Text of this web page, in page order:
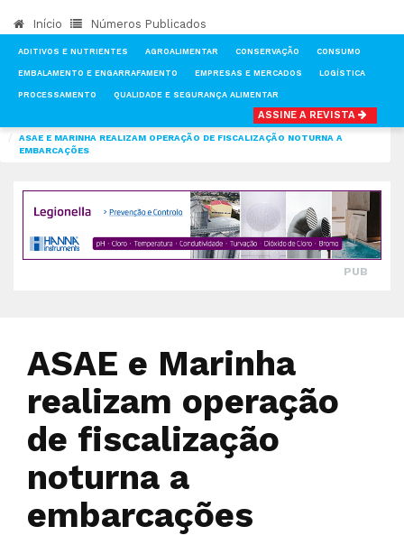
Início Números Publicados
ADITIVOS E NUTRIENTES AGROALIMENTAR CONSERVAÇÃO CONSUMO
EMBALAMENTO E ENGARRAFAMENTO EMPRESAS E MERCADOS LOGÍSTICA
PROCESSAMENTO QUALIDADE E SEGURANÇA ALIMENTAR
ASSINE A REVISTA
QUALIDADE E SEGURANÇA ALIMENTAR
ASAE E MARINHA REALIZAM OPERAÇÃO DE FISCALIZAÇÃO NOTURNA A
EMBARCAÇÕES
PUB
ASAE e Marinha
realizam operação
de fiscalização
noturna a
embarcações